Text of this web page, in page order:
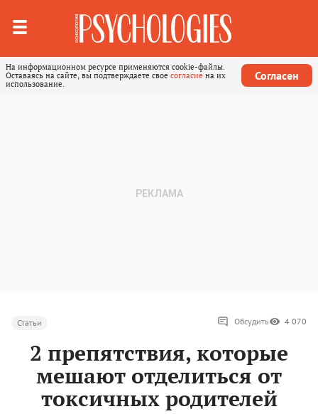
На информационном ресурсе применяются cookie-файлы.
Оставаясь на сайте, вы подтверждаете свое согласие на их
использование.
Согласен
Статьи Обсудить 4 070
2 препятствия, которые
мешают отделиться от
токсичных родителей